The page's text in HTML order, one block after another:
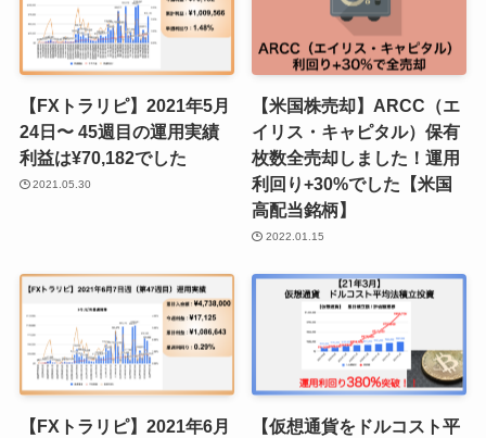
【FXトラリピ】2021年5月
24日〜 45週目の運用実績
利益は¥70,182でした
2021.05.30
【米国株売却】ARCC（エ
イリス・キャピタル）保有
枚数全売却しました！運用
利回り+30%でした【米国
高配当銘柄】
2022.01.15
【FXトラリピ】2021年6月
【仮想通貨をドルコスト平